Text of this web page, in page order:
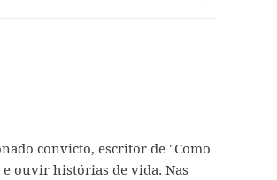
convicto, escritor de "Como
ouvir histórias de vida. Nas